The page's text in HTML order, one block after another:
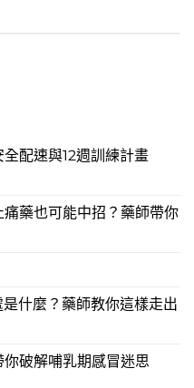
配速與12週訓練計畫
藥也可能中招？藥師帶你
什麼？藥師教你這樣走出
破解哺乳期感冒迷思